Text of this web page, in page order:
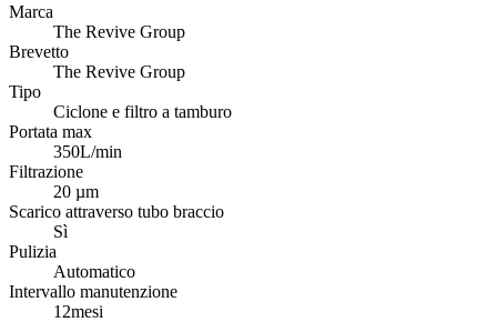
Marca
The Revive Group
Brevetto
The Revive Group
Tipo
Ciclone e filtro a tamburo
Portata max
350L/min
Filtrazione
20 µm
Scarico attraverso tubo braccio
Sì
Pulizia
Automatico
Intervallo manutenzione
12mesi